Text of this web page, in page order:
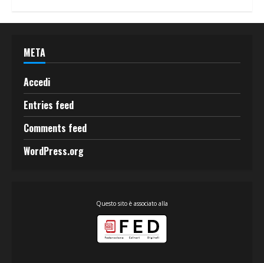
META
Accedi
Entries feed
Comments feed
WordPress.org
Questo sito è associato alla